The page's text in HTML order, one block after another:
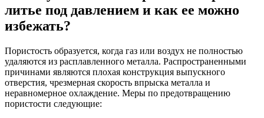
литье под давлением и как ее можно
избежать?
Пористость образуется, когда газ или воздух не полностью
удаляются из расплавленного металла. Распространенными
причинами являются плохая конструкция выпускного
отверстия, чрезмерная скорость впрыска металла и
неравномерное охлаждение. Меры по предотвращению
пористости следующие: